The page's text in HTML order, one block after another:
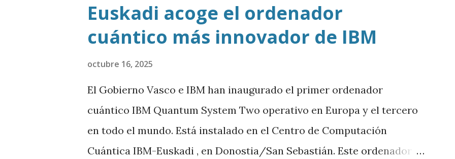
Euskadi acoge el ordenador
cuántico más innovador de IBM
octubre 16, 2025
El Gobierno Vasco e IBM han inaugurado el primer ordenador
cuántico IBM Quantum System Two operativo en Europa y el tercero
en todo el mundo. Está instalado en el Centro de Computación
Cuántica IBM-Euskadi , en Donostia/San Sebastián. Este ordenador